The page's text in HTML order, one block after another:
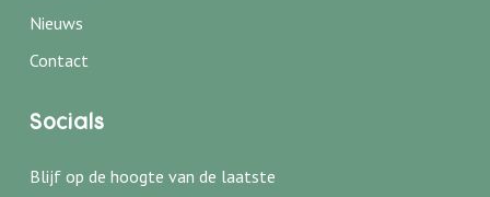
Privéles haken
Kinderfeestje
Nieuws
Contact
Socials
Blijf op de hoogte van de laatste